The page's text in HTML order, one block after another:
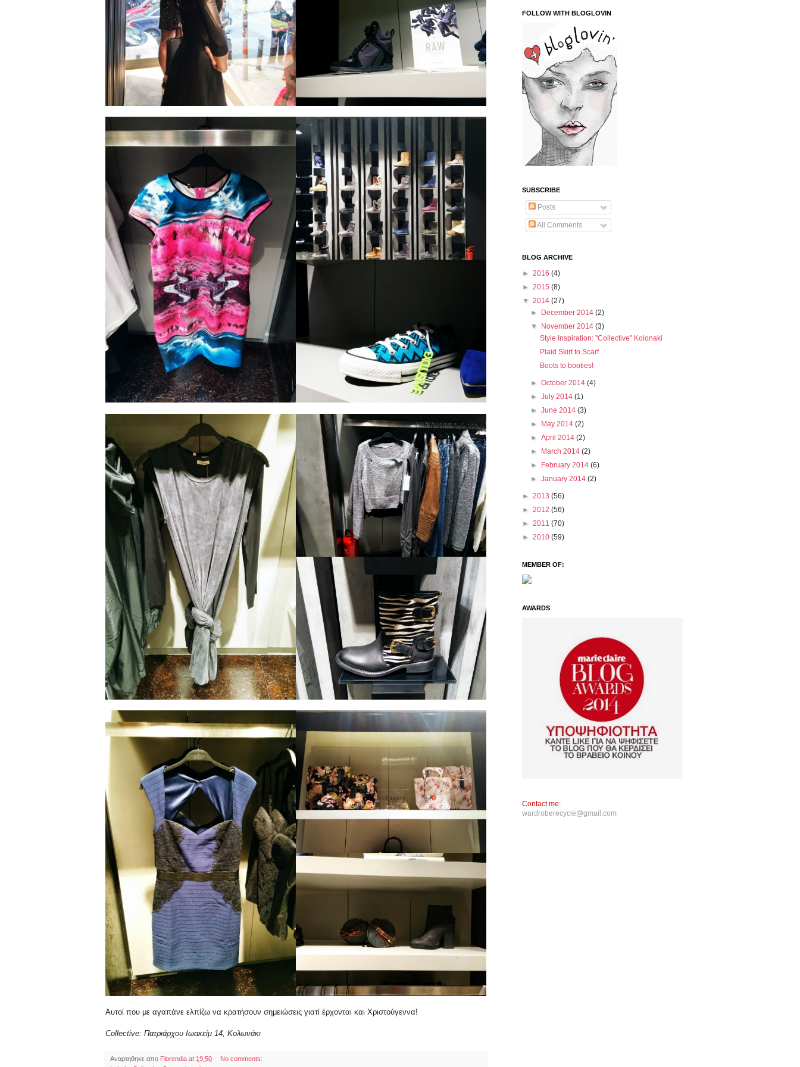
Αυτοί που με αγαπάνε ελπίζω να κρατήσουν σημειώσεις γιατί έρχονται και Χριστούγεννα!
Collective: Πατριάρχου Ιωακείμ 14, Κολωνάκι
Αναρτηθηκε απο Florendia at 19:50
No comments:
FOLLOW WITH BLOGLOVIN
SUBSCRIBE
Posts
All Comments
BLOG ARCHIVE
► 2016 (4)
► 2015 (8)
▼ 2014 (27)
►
December 2014(2)
▼
November 2014(3)
Style Inspiration: "Collective" Kolonaki
Plaid Skirt to Scarf
Boots to booties!
►October 2014(4)
►July 2014(1)
►June 2014(3)
►
May 2014(2)
►April 2014(2)
►
March 2014(2)
►
February 2014(6)
►January 2014(2)
► 2013 (56)
► 2012 (56)
► 2011 (70)
► 2010 (59)
MEMBER OF:
AWARDS
Contact me:
wardroberecycle@gmail.com